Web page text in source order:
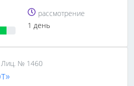
рассмотрение
1 день
Лиц. № 1460